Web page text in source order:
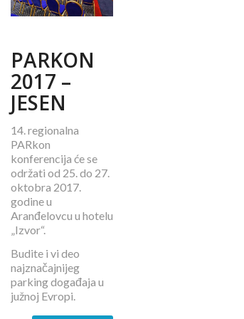
PARKON
2017 –
JESEN
14. regionalna
PARkon
konferencija će se
održati od 25. do 27.
oktobra 2017.
godine u
Aranđelovcu u hotelu
„Izvor“.
Budite i vi deo
najznačajnijeg
parking događaja u
južnoj Evropi.